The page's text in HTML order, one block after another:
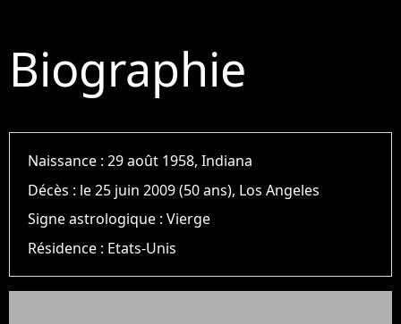
Biographie
Naissance :29 août 1958, Indiana
Décès : le 25 juin 2009 (50 ans), Los Angeles
Signe astrologique :Vierge
Résidence : Etats-Unis